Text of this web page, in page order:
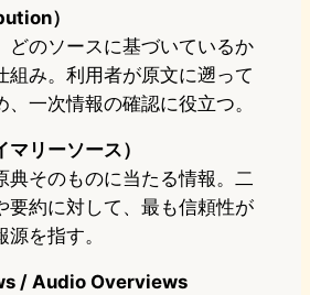
）
どのソースに基づいているか
組み。利用者が原文に遡って
一次情報の確認に役立つ。
リーソース）
典そのものに当たる情報。二
要約に対して、最も信頼性が
を指す。
/ Audio Overviews